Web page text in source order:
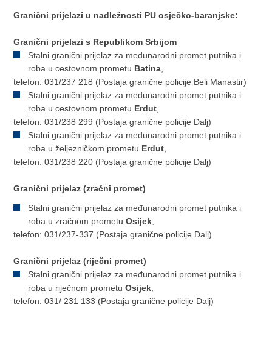
Granični prijelazi u nadležnosti PU osječko-baranjske:
Granični prijelazi s Republikom Srbijom
Stalni granični prijelaz za međunarodni promet putnika i
roba u cestovnom prometu Batina
telefon: 031/237 218 (Postaja granične policije Beli Manastir)
Stalni granični prijelaz za međunarodni promet putnika i
roba u cestovnom prometu Erdut
telefon: 031/238 299 (Postaja granične policije Dalj)
Stalni granični prijelaz za međunarodni promet putnika i
roba u željezničkom prometu Erdut
telefon: 031/238 220 (Postaja granične policije Dalj)
Granični prijelaz (zračni promet)
Stalni granični prijelaz za međunarodni promet putnika i
roba u zračnom prometuOsijek
telefon: 031/237-337 (Postaja granične policije Dalj)
Granični prijelaz (riječni promet)
Stalni granični prijelaz za međunarodni promet putnika i
roba u riječnom prometuOsijek
telefon: 031/ 231 133 (Postaja granične policije Dalj)